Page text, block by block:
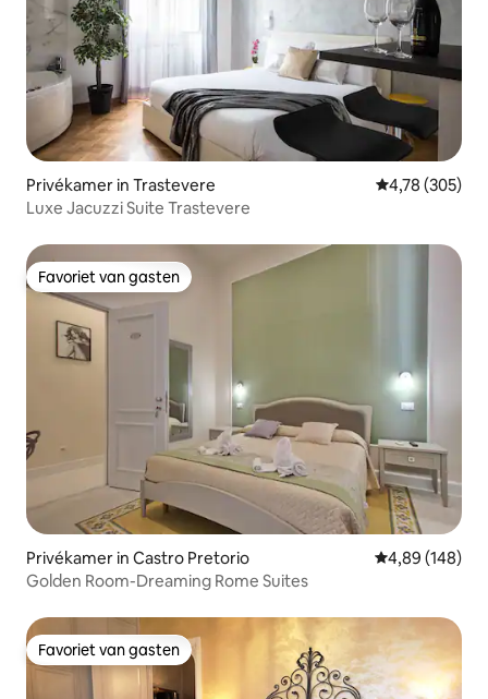
Privékamer in Trastevere Gemiddelde
4,78 (305)
Luxe Jacuzzi Suite Trastevere
Favoriet van gasten
Favoriet van gasten
Privékamer in Castro Pretorio Gemiddelde
4,89 (148)
Golden Room-Dreaming Rome Suites
Favoriet van gasten
Favoriet van gasten